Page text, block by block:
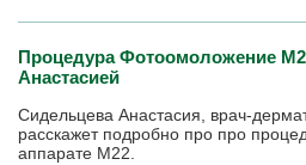
Процедура Фотоомоложение
Анастасией
Сидельцева Анастасия, врач-
расскажет подробно про про
аппарате М22.